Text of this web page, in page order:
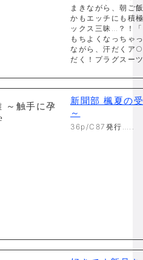
まきながら、朝ご
かもエッチにも積
ックス三昧…？！
もちよくなっちゃ
ながら、汗だくア
だく！プラグスー
新聞部 楓夏の
～
36p/C87発行…..